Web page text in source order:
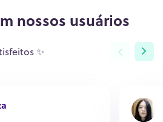
nossos usuários
✨